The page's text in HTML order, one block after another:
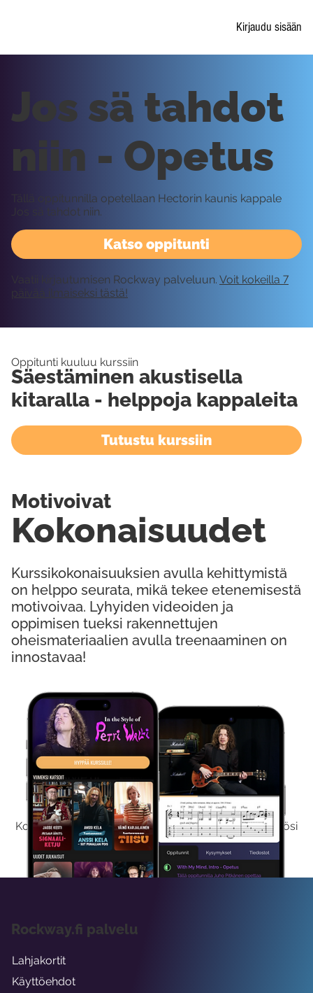
Kirjaudu sisään
Kokeile Ilmaiseksi
Kokeilemalla ilmaiseksi saat koko sisältömme käyttöösi
viikon ajaksi.
Katso oppitunti
Jos sä tahdot
niin - Opetus
Tällä oppitunnilla opetellaan Hectorin kaunis kappale
Jos sä tahdot niin.
Vaatii kirjautumisen Rockway palveluun. Voit kokeilla 7
päivää ilmaiseksi tästä!
Oppitunti kuuluu kurssiin
Säestäminen akustisella
kitaralla - helppoja kappaleita
Tutustu kurssiin
Kurssikokonaisuuksien avulla kehittymistä
on helppo seurata, mikä tekee etenemisestä
motivoivaa. Lyhyiden videoiden ja
oppimisen tueksi rakennettujen
oheismateriaalien avulla treenaaminen on
innostavaa!
Kokonaisuudet
Motivoivat
Rockway.fi palvelu
Lahjakortit
Käyttöehdot